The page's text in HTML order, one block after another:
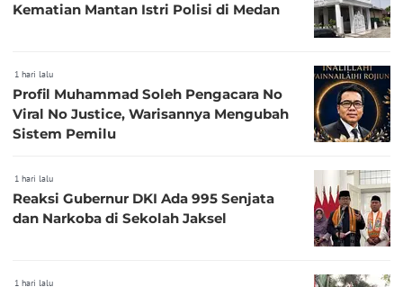
Kematian Mantan Istri Polisi di Medan
1 hari lalu
Profil Muhammad Soleh Pengacara No
Viral No Justice, Warisannya Mengubah
Sistem Pemilu
1 hari lalu
Reaksi Gubernur DKI Ada 995 Senjata
dan Narkoba di Sekolah Jaksel
1 hari lalu